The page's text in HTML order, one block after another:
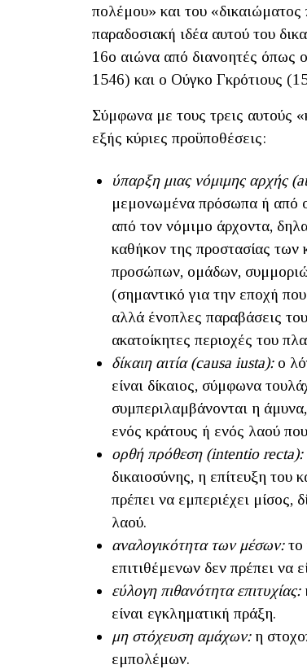
πολέμου» και του
παραδοσιακή ιδέα αυτού του
16ο αιώνα από διανοητές
1546) και ο Ούγκο Γκρότιους
Σύμφωνα με τους τρεις αυτούς
εξής κύριες προϋποθέσεις:
ύπαρξη μιας νόμιμης αρχής (
μεμονωμένα πρόσωπα ή από
από τον νόμιμο άρχοντα,
καθήκον της προστασίας των
προσώπων, ομάδων,
(σημαντικό για την εποχή
αλλά ένοπλες παραβάσεις
ακατοίκητες περιοχές του
δίκαιη αιτία (causa iusta):ο
είναι δίκαιος, σύμφωνα
συμπεριλαμβάνονται η
ενός κράτους ή ενός λαού
ορθή πρόθεση (intentio recta):
δικαιοσύνης, η επίτευξη
πρέπει να εμπεριέχει μίσος,
λαού.
αναλογικότητα των μέσων:το
επιτιθέμενων δεν πρέπει να
εύλογη πιθανότητα επιτυχίας:
είναι εγκληματική πράξη.
μη στόχευση αμάχων:η
εμπολέμων.